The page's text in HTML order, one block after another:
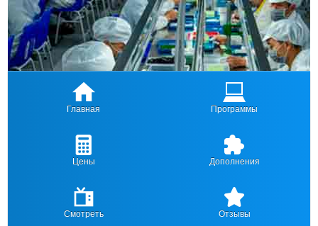
Главная Программы
Цены Дополнения
Смотреть Отзывы